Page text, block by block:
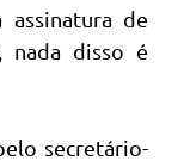
de
nada disso é
secretário-